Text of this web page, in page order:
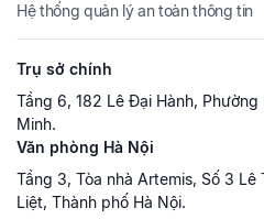
Hệ thống quản lý an toàn thông tin
Trụ sở chính
Tầng 6, 182 Lê Đại Hành,
Minh.
Văn phòng Hà Nội
Tầng 3, Tòa nhà Artemis, Số 3 Lê
Liệt, Thành phố Hà Nội.